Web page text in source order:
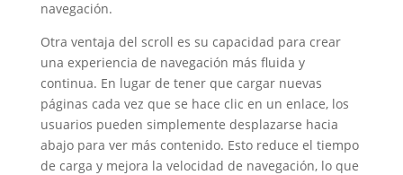
navegación.
Otra ventaja del scroll es su capacidad para crear
una experiencia de navegación más fluida y
continua. En lugar de tener que cargar nuevas
páginas cada vez que se hace clic en un enlace, los
usuarios pueden simplemente desplazarse hacia
abajo para ver más contenido. Esto reduce el tiempo
de carga y mejora la velocidad de navegación, lo que